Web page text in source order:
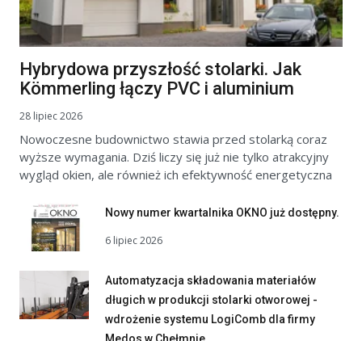
Hybrydowa przyszłość stolarki. Jak
Kömmerling łączy PVC i aluminium
28 lipiec 2026
Nowoczesne budownictwo stawia przed stolarką coraz
wyższe wymagania. Dziś liczy się już nie tylko atrakcyjny
wygląd okien, ale również ich efektywność energetyczna
Nowy numer kwartalnika OKNO już dostępny.
6 lipiec 2026
Automatyzacja składowania materiałów
długich w produkcji stolarki otworowej -
wdrożenie systemu LogiComb dla firmy